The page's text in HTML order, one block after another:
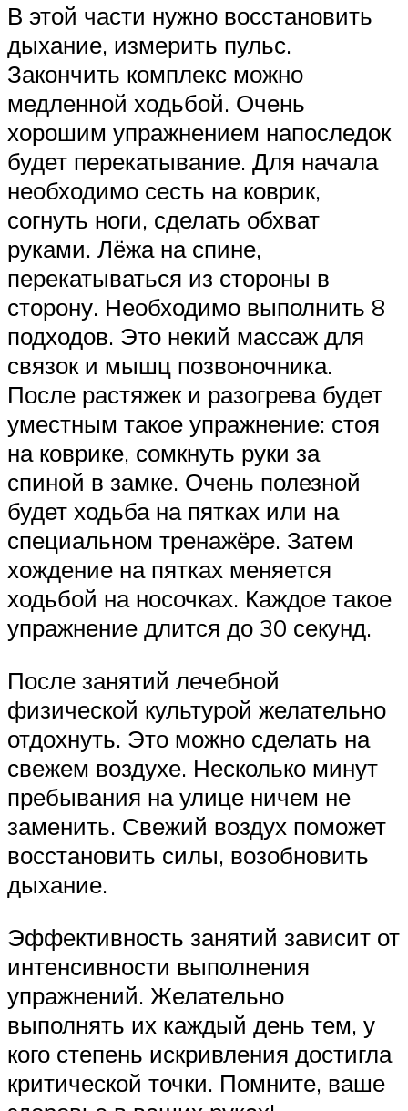
В этой части нужно восстановить
дыхание, измерить пульс.
Закончить комплекс можно
медленной ходьбой. Очень
хорошим упражнением напоследок
будет перекатывание. Для начала
необходимо сесть на коврик,
согнуть ноги, сделать обхват
руками. Лёжа на спине,
перекатываться из стороны в
сторону. Необходимо выполнить 8
подходов. Это некий массаж для
связок и мышц позвоночника.
После растяжек и разогрева будет
уместным такое упражнение: стоя
на коврике, сомкнуть руки за
спиной в замке. Очень полезной
будет ходьба на пятках или на
специальном тренажёре. Затем
хождение на пятках меняется
ходьбой на носочках. Каждое такое
упражнение длится до 30 секунд.
После занятий лечебной
физической культурой желательно
отдохнуть. Это можно сделать на
свежем воздухе. Несколько минут
пребывания на улице ничем не
заменить. Свежий воздух поможет
восстановить силы, возобновить
дыхание.
Эффективность занятий зависит от
интенсивности выполнения
упражнений. Желательно
выполнять их каждый день тем, у
кого степень искривления достигла
критической точки. Помните, ваше